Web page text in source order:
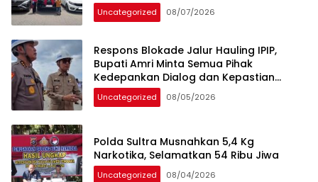
Uncategorized 08/07/2026
Respons Blokade Jalur Hauling IPIP,
Bupati Amri Minta Semua Pihak
Kedepankan Dialog dan Kepastian
Hukum
Uncategorized 08/05/2026
Polda Sultra Musnahkan 5,4 Kg
Narkotika, Selamatkan 54 Ribu Jiwa
Uncategorized 08/04/2026